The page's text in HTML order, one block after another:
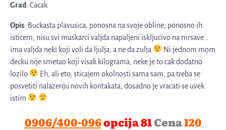
Grad: Cacak
Opis: Buckasta plavusica, ponosna na svoje obline, ponosno ih
isticem, nisu svi muskarci valjda napaljeni iskljucivo na mrsave…
ima valjda neki koji voli da ljulja, a ne da zulja
Ni jednom mom
decku nije smetao koji visak kilograma, neke je to cak dodatno
lozilo
Eh, ali eto, sticajem okolnosti sama sam, pa treba se
posvetiti nalazenju novih kontakata, dosadno je vracati se uvek
istim
0906/400-096opcija 81Cena120